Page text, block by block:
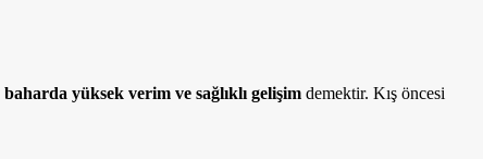
baharda yüksek verim ve sağlıklı gelişim demektir. Kış öncesi